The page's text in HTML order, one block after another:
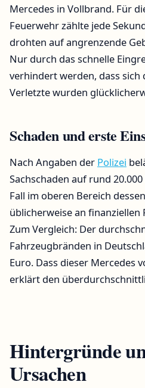
Mercedes in Vollbrand. Für
Feuerwehr zählte jede
drohten auf angrenzende
Nur durch das schnelle
verhindert werden, dass sich
Verletzte wurden
Schaden und erste
Nach Angaben der Polizei
Sachschaden auf rund
Fall im oberen Bereich
üblicherweise an finanziellen
Zum Vergleich: Der
Fahrzeugbränden in
Euro. Dass dieser Mercedes
erklärt den
Hintergründe
Ursachen